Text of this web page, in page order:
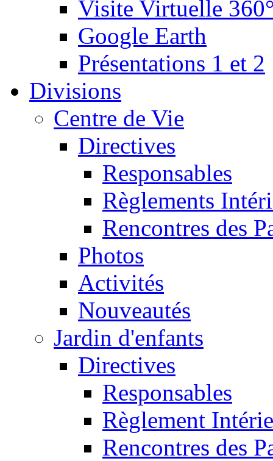
Visite Virtuelle
Google Earth
Présentations 1 et 2
Divisions
Centre de Vie
Directives
Responsables
Règlements
Rencontres des
Photos
Activités
Nouveautés
Jardin d'enfants
Directives
Responsables
Règlement
Rencontres des